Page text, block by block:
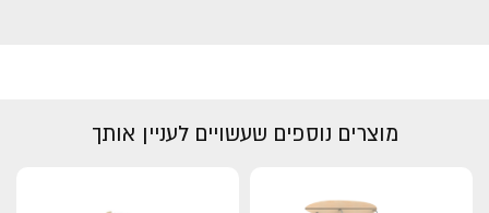
מוצרים נוספים שעשויים לעניין אותך